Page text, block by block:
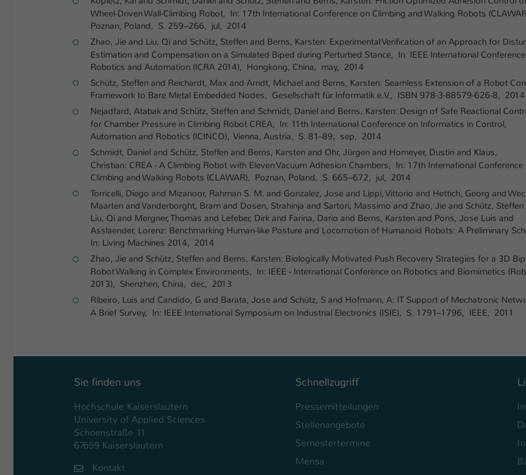
Wheel-Driven Wall-Climbing Robot, In: 17th International Conference on Climbing and Walking Robots
Poznan, Poland, S. 259--266, jul, 2014
Zhao, Jie and Liu, Qi and Schütz, Steffen and Berns, Karsten: Experimental Verification of an Approach for
Estimation and Compensation on a Simulated Biped during Perturbed Stance, In: IEEE International
Robotics and Automation (ICRA 2014), Hongkong, China, may, 2014
Schütz, Steffen and Reichardt, Max and Arndt, Michael and Berns, Karsten: Seamless Extension of a Robot
Framework to Bare Metal Embedded Nodes, Gesellschaft für Informatik e.V., ISBN 978-3-88579-626-8, 2014
Nejadfard, Atabak and Schütz, Steffen and Schmidt, Daniel and Berns, Karsten: Design of Safe Reactional
for Chamber Pressure in Climbing Robot CREA, In: 11th International Conference on Informatics in Control,
Automation and Robotics (ICINCO), Vienna, Austria, S. 81--89, sep, 2014
Schmidt, Daniel and Schütz, Steffen and Berns, Karsten and Ohr, Jürgen and Homeyer, Dustin and Klaus,
Christian: CREA - A Climbing Robot with Eleven Vacuum Adhesion Chambers, In: 17th International Conference
Climbing and Walking Robots (CLAWAR), Poznan, Poland, S. 665--672, jul, 2014
Torricelli, Diego and Mizanoor, Rahman S. M. and Gonzalez, Jose and Lippi, Vittorio and Hettich, Georg and
Maarten and Vanderborght, Bram and Dosen, Strahinja and Sartori, Massimo and Zhao, Jie and Schütz, Steffen
Liu, Qi and Mergner, Thomas and Lefeber, Dirk and Farina, Dario and Berns, Karsten and Pons, Jose Luis and
Asslaender, Lorenz: Benchmarking Human-like Posture and Locomotion of Humanoid Robots: A Preliminary
In: Living Machines 2014, 2014
Zhao, Jie and Schütz, Steffen and Berns, Karsten: Biologically Motivated Push Recovery Strategies for a 3D
Robot Walking in Complex Environments, In: IEEE - International Conference on Robotics and Biomimetics
2013), Shenzhen, China, dec, 2013
Ribeiro, Luis and Candido, G and Barata, Jose and Schütz, S and Hofmann, A: IT Support of Mechatronic
A Brief Survey, In: IEEE International Symposium on Industrial Electronics (ISIE), S. 1791--1796, IEEE, 2011
Sie finden uns
Hochschule Kaiserslautern
University of Applied Sciences
Schoenstraße 11
67659 Kaiserslautern
Kontakt
Schnellzugriff
Pressemitteilungen
Stellenangebote
Semestertermine
Mensa